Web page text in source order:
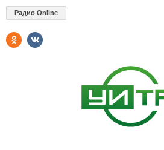
Радио Online